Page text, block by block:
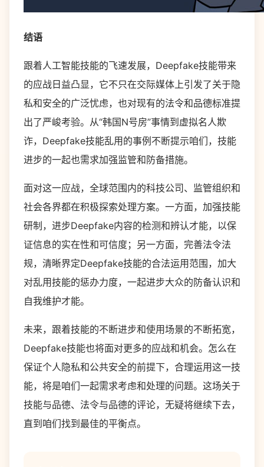
结语
跟着人工智能技能的飞速发展，Deepfake技能带来
的应战日益凸显，它不只在交际媒体上引发了关于隐
私和安全的广泛忧虑，也对现有的法令和品德标准提
出了严峻考验。从“韩国N号房”事情到虚拟名人欺
诈，Deepfake技能乱用的事例不断提示咱们，技能
进步的一起也需求加强监管和防备措施。
面对这一应战，全球范围内的科技公司、监管组织和
社会各界都在积极探索处理方案。一方面，加强技能
研制，进步Deepfake内容的检测和辨认才能，以保
证信息的实在性和可信度；另一方面，完善法令法
规，清晰界定Deepfake技能的合法运用范围，加大
对乱用技能的惩办力度，一起进步大众的防备认识和
自我维护才能。
未来，跟着技能的不断进步和使用场景的不断拓宽，
Deepfake技能也将面对更多的应战和机会。怎么在
保证个人隐私和公共安全的前提下，合理运用这一技
能，将是咱们一起需求考虑和处理的问题。这场关于
技能与品德、法令与品德的评论，无疑将继续下去，
直到咱们找到最佳的平衡点。